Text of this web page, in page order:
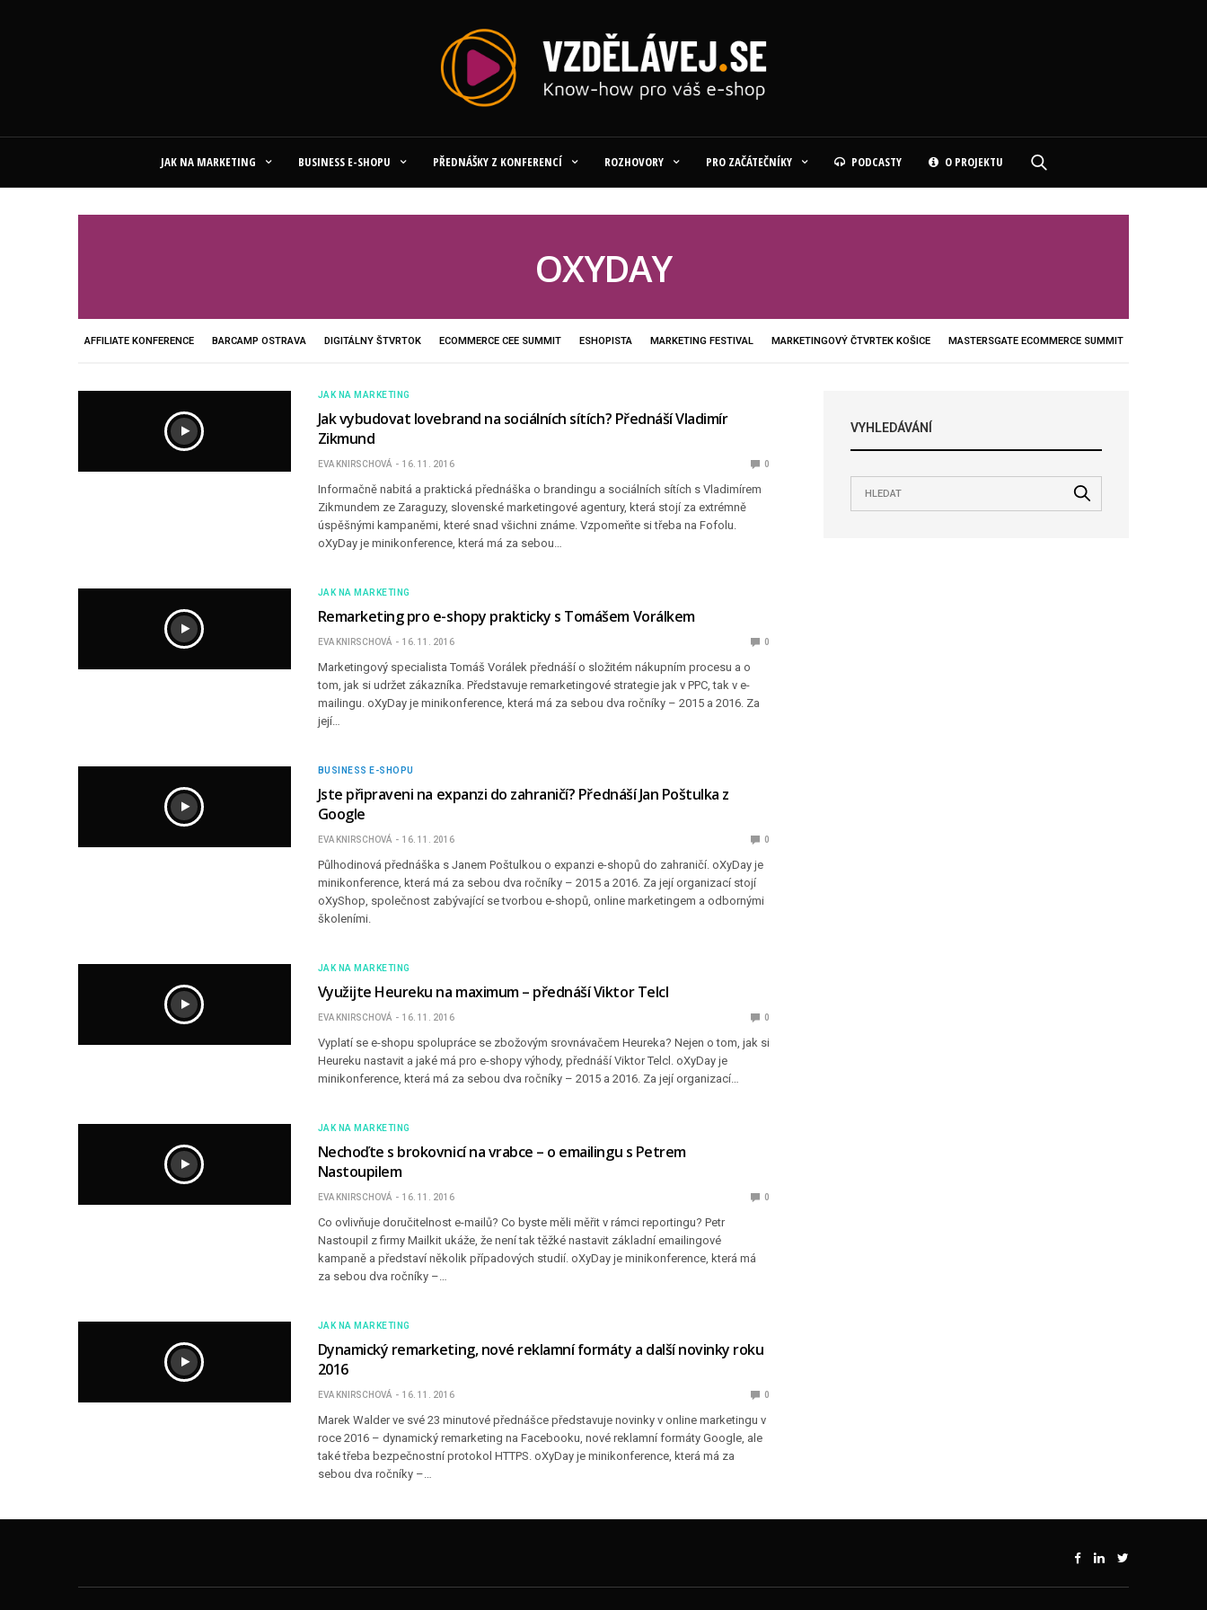
JAK NA MARKETING BUSINESS E-SHOPU PŘEDNÁŠKY Z KONFERENCÍ ROZHOVORY PRO ZAČÁTEČNÍKY PODCASTY O PROJEKTU
OXYDAY
AFFILIATE KONFERENCE BARCAMP OSTRAVA DIGITÁLNY ŠTVRTOK ECOMMERCE CEE SUMMIT ESHOPISTA MARKETING FESTIVAL MARKETINGOVÝ ČTVRTEK KOŠICE MASTERSGATE ECOMMERCE SUMMIT
JAK NA MARKETING
Jak vybudovat lovebrand na sociálních sítích? Přednáší Vladimír
Zikmund
EVA KNIRSCHOVÁ 16. 11. 2016 0
Informačně nabitá a praktická přednáška o brandingu a sociálních sítích s Vladimírem
Zikmundem ze Zaraguzy, slovenské marketingové agentury, která stojí za extrémně
úspěšnými kampaněmi, které snad všichni známe. Vzpomeňte si třeba na Fofolu.
oXyDay je minikonference, která má za sebou…
JAK NA MARKETING
Remarketing pro e-shopy prakticky s Tomášem Vorálkem
EVA KNIRSCHOVÁ 16. 11. 2016 0
Marketingový specialista Tomáš Vorálek přednáší o složitém nákupním procesu a o
tom, jak si udržet zákazníka. Představuje remarketingové strategie jak v PPC, tak v e-
mailingu. oXyDay je minikonference, která má za sebou dva ročníky – 2015 a 2016. Za
její…
BUSINESS E-SHOPU
Jste připraveni na expanzi do zahraničí? Přednáší Jan Poštulka z
Google
EVA KNIRSCHOVÁ 16. 11. 2016 0
Půlhodinová přednáška s Janem Poštulkou o expanzi e-shopů do zahraničí. oXyDay je
minikonference, která má za sebou dva ročníky – 2015 a 2016. Za její organizací stojí
oXyShop, společnost zabývající se tvorbou e-shopů, online marketingem a odbornými
školeními.
JAK NA MARKETING
Využijte Heureku na maximum – přednáší Viktor Telcl
EVA KNIRSCHOVÁ 16. 11. 2016 0
Vyplatí se e-shopu spolupráce se zbožovým srovnávačem Heureka? Nejen o tom, jak si
Heureku nastavit a jaké má pro e-shopy výhody, přednáší Viktor Telcl. oXyDay je
minikonference, která má za sebou dva ročníky – 2015 a 2016. Za její organizací…
JAK NA MARKETING
Nechoďte s brokovnicí na vrabce – o emailingu s Petrem
Nastoupilem
EVA KNIRSCHOVÁ 16. 11. 2016 0
Co ovlivňuje doručitelnost e-mailů? Co byste měli měřit v rámci reportingu? Petr
Nastoupil z firmy Mailkit ukáže, že není tak těžké nastavit základní emailingové
kampaně a představí několik případových studií. oXyDay je minikonference, která má
za sebou dva ročníky –…
JAK NA MARKETING
Dynamický remarketing, nové reklamní formáty a další novinky roku
2016
EVA KNIRSCHOVÁ 16. 11. 2016 0
Marek Walder ve své 23 minutové přednášce představuje novinky v online marketingu v
roce 2016 – dynamický remarketing na Facebooku, nové reklamní formáty Google, ale
také třeba bezpečnostní protokol HTTPS. oXyDay je minikonference, která má za
sebou dva ročníky –…
VYHLEDÁVÁNÍ